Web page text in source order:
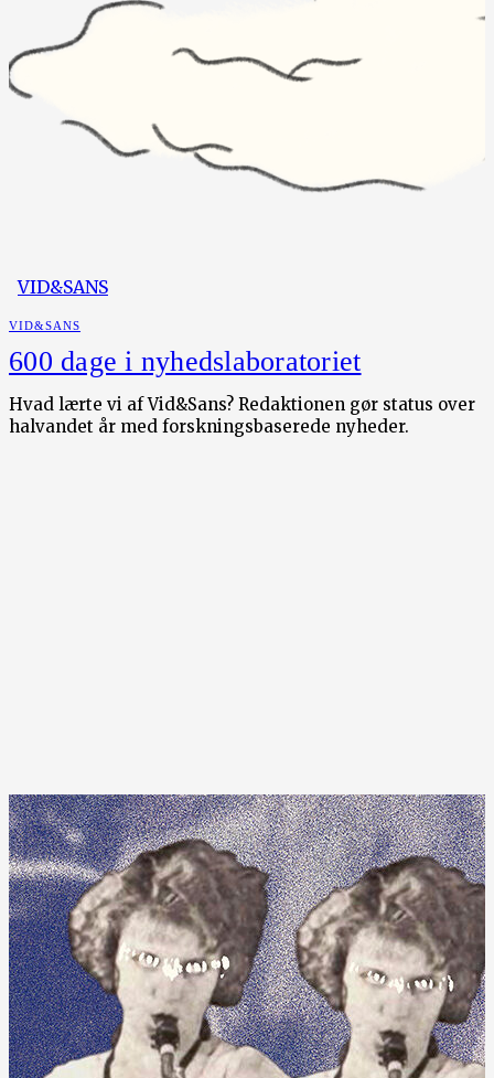
VID&SANS
VID&SANS
600 dage i nyhedslaboratoriet
Hvad lærte vi af Vid&Sans? Redaktionen gør status over
halvandet år med forskningsbaserede nyheder.